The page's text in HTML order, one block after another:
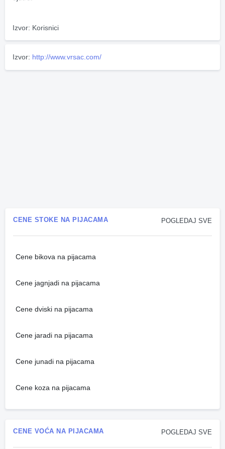
Izvor: Korisnici
Izvor: http://www.vrsac.com/
POGLEDAJ SVE
CENE STOKE NA PIJACAMA
Cene bikova na pijacama
Cene jagnjadi na pijacama
Cene dviski na pijacama
Cene jaradi na pijacama
Cene junadi na pijacama
Cene koza na pijacama
POGLEDAJ SVE
CENE VOĆA NA PIJACAMA